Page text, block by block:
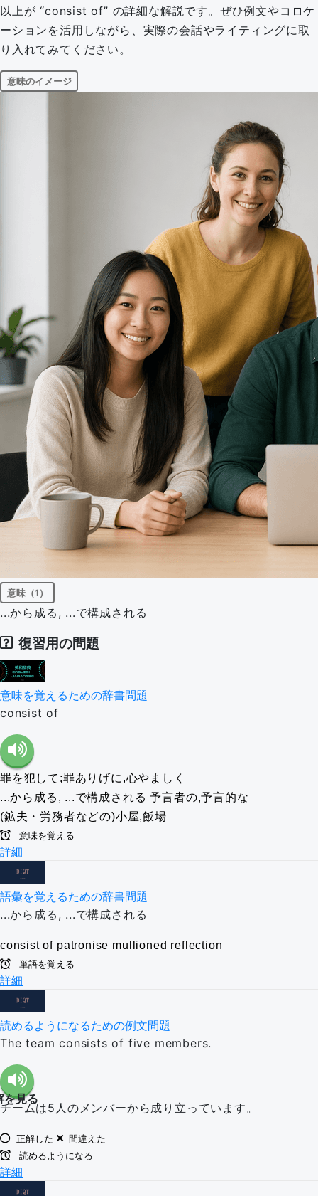
以上が “consist of” の詳細な解説です。ぜひ例文やコロケ
ーションを活用しながら、実際の会話やライティングに取
り入れてみてください。
意味のイメージ
意味（1）
...から成る, ...で構成される
復習用の問題
意味を覚えるための辞書問題
consist of
罪を犯して;罪ありげに,心やましく
...から成る, ...で構成される 予言者の,予言的な
(鉱夫・労務者などの)小屋,飯場
意味を覚える
詳細
語彙を覚えるための辞書問題
...から成る, ...で構成される
consist of patronise mullioned reflection
単語を覚える
詳細
読めるようになるための例文問題
The team consists of five members.
を見る
チームは5人のメンバーから成り立っています。
正解した
間違えた
読めるようになる
詳細